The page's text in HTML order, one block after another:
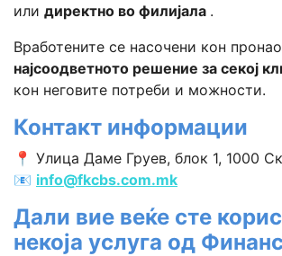
или директно во филијала .
Вработените се насочени кон
најсоодветното решение за секој
кон неговите потреби и можности.
Контакт информации
📍 Улица Даме Груев, блок 1, 1000
📧 info@fkcbs.com.mk
Дали вие веќе сте
некоја услуга од